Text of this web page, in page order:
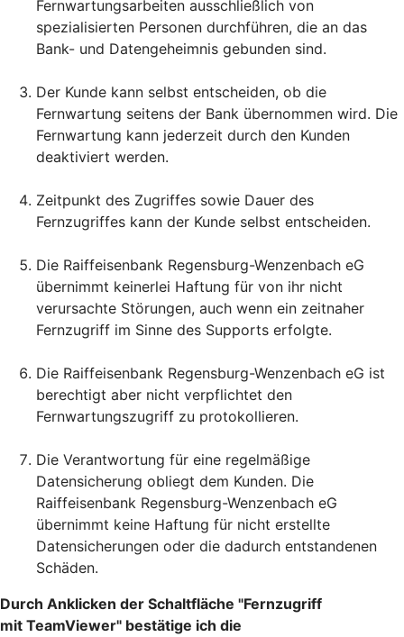
Fernwartungsarbeiten ausschließlich von
spezialisierten Personen durchführen, die an das
Bank- und Datengeheimnis gebunden sind.
Der Kunde kann selbst entscheiden, ob die
Fernwartung seitens der Bank übernommen wird. Die
Fernwartung kann jederzeit durch den Kunden
deaktiviert werden.
Zeitpunkt des Zugriffes sowie Dauer des
Fernzugriffes kann der Kunde selbst entscheiden.
Die Raiffeisenbank Regensburg-Wenzenbach eG
übernimmt keinerlei Haftung für von ihr nicht
verursachte Störungen, auch wenn ein zeitnaher
Fernzugriff im Sinne des Supports erfolgte.
Die Raiffeisenbank Regensburg-Wenzenbach eG ist
berechtigt aber nicht verpflichtet den
Fernwartungszugriff zu protokollieren.
Die Verantwortung für eine regelmäßige
Datensicherung obliegt dem Kunden. Die
Raiffeisenbank Regensburg-Wenzenbach eG
übernimmt keine Haftung für nicht erstellte
Datensicherungen oder die dadurch entstandenen
Schäden.
Durch Anklicken der Schaltfläche "Fernzugriff
mit TeamViewer" bestätige ich die